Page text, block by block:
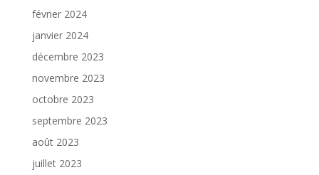
février 2024
janvier 2024
décembre 2023
novembre 2023
octobre 2023
septembre 2023
août 2023
juillet 2023